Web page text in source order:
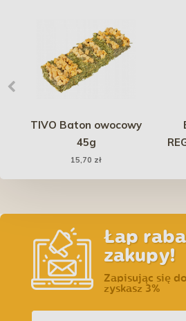
TIVO Baton owocowy
45g
15,70 zł
Łap
zakupy!
Zapisując się
zyskasz 3%